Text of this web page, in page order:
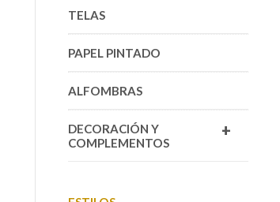
TELAS
PAPEL PINTADO
ALFOMBRAS
+
DECORACIÓN Y
COMPLEMENTOS